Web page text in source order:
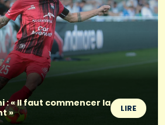
: « Il faut commencer la
»
LIRE